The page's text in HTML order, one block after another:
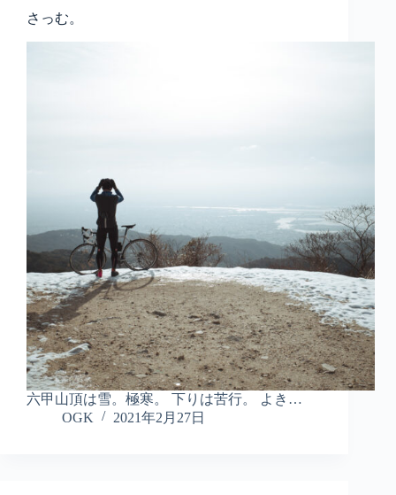
さっむ。
六甲山頂は雪。極寒。 下りは苦行。 よき…
OGK
2021年2月27日